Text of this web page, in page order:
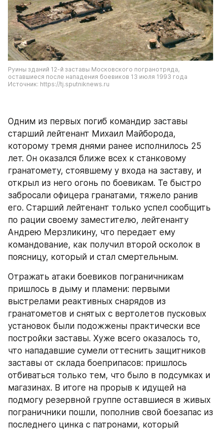
Руины зданий 12-й заставы Московского погранотряда,
оставшиеся после нападения боевиков 13 июля 1993 года
Источник: https://tj.sputniknews.ru
Одним из первых погиб командир заставы
старший лейтенант Михаил Майборода,
которому тремя днями ранее исполнилось 25
лет. Он оказался ближе всех к станковому
гранатомету, стоявшему у входа на заставу, и
открыл из него огонь по боевикам. Те быстро
забросали офицера гранатами, тяжело ранив
его. Старший лейтенант только успел сообщить
по рации своему заместителю, лейтенанту
Андрею Мерзликину, что передает ему
командование, как получил второй осколок в
поясницу, который и стал смертельным.
Отражать атаки боевиков пограничникам
пришлось в дыму и пламени: первыми
выстрелами реактивных снарядов из
гранатометов и снятых с вертолетов пусковых
установок были подожжены практически все
постройки заставы. Хуже всего оказалось то,
что нападавшие сумели оттеснить защитников
заставы от склада боеприпасов: пришлось
отбиваться только тем, что было в подсумках и
магазинах. В итоге на прорыв к идущей на
подмогу резервной группе оставшиеся в живых
пограничники пошли, пополнив свой боезапас из
последнего цинка с патронами, который